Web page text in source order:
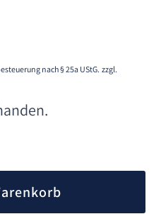
nach § 25a UStG. zzgl.